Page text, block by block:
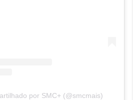
por SMC+ (@smcmais)